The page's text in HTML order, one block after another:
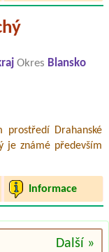
Okres Blansko
Drahanské
je známé především
Informace
Další »